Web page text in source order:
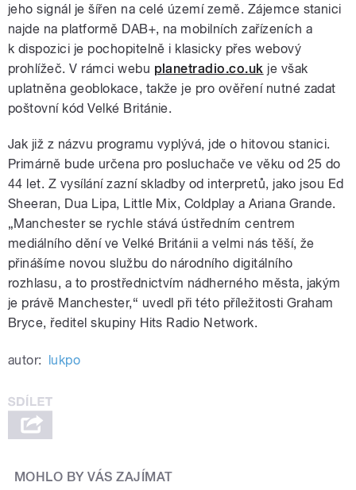
jeho signál je šířen na celé území země. Zájemce stanici
najde na platformě DAB+, na mobilních zařízeních a
k dispozici je pochopitelně i klasicky přes webový
prohlížeč. V rámci webu planetradio.co.uk je však
uplatněna geoblokace, takže je pro ověření nutné zadat
poštovní kód Velké Británie.
Jak již z názvu programu vyplývá, jde o hitovou stanici.
Primárně bude určena pro posluchače ve věku od 25 do
44 let. Z vysílání zazní skladby od interpretů, jako jsou Ed
Sheeran, Dua Lipa, Little Mix, Coldplay a Ariana Grande.
„Manchester se rychle stává ústředním centrem
mediálního dění ve Velké Británii a velmi nás těší, že
přinášíme novou službu do národního digitálního
rozhlasu, a to prostřednictvím nádherného města, jakým
je právě Manchester,“ uvedl při této příležitosti Graham
Bryce, ředitel skupiny Hits Radio Network.
autor: lukpo
MOHLO BY VÁS ZAJÍMAT